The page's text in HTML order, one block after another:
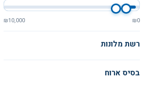
₪0
₪10,000
רשת מלונות
בסיס ארוח